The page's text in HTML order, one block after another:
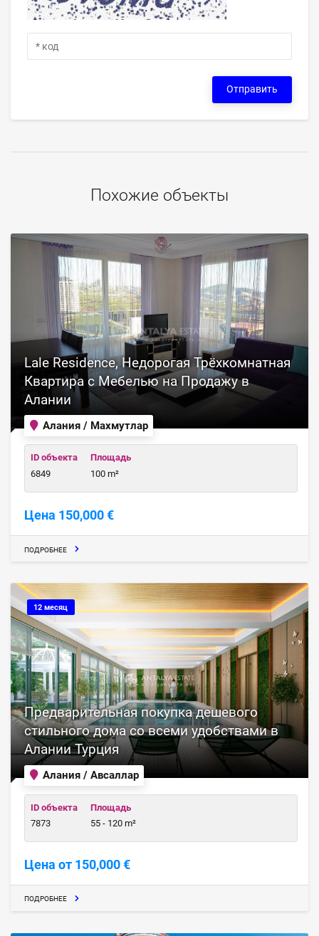
Отправить
Похожие объекты
Алания / Махмутлар
Lale Residence, Недорогая Трёхкомнатная
Квартира с Мебелью на Продажу в
Алании
ID объекта
6849
Площадь
100 m²
Цена 150,000 €
ПОДРОБНЕЕ
12 месяц
Алания / Авсаллар
Предварительная покупка дешевого
стильного дома со всеми удобствами в
Алании Турция
ID объекта
7873
Площадь
55 - 120 m²
Цена от 150,000 €
ПОДРОБНЕЕ